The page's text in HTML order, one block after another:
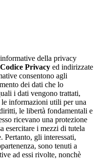
della privacy
Codice Privacy ed indirizzate
consentono agli
dei dati che lo
i dati vengono trattati,
informazioni utili per una
le libertà fondamentali e
ricevano una protezione
esercitare i mezzi di tutela
Pertanto, gli interessati,
sono tenuti a
ad essi rivolte, nonchè